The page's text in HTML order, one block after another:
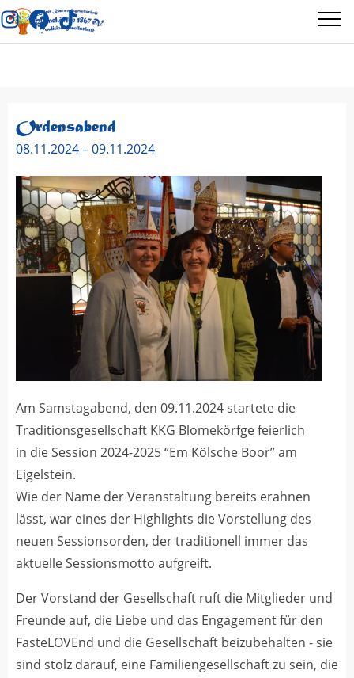
Ordensabend
08.11.2024 – 09.11.2024
Am Samstagabend, den 09.11.2024 startete die
Traditionsgesellschaft KKG Blomekörfge feierlich
in die Session 2024-2025 “Em Kölsche Boor” am
Eigelstein.
Wie der Name der Veranstaltung bereits erahnen
lässt, war eines der Highlights die Vorstellung des
neuen Sessionsorden, der traditionell immer das
aktuelle Sessionsmotto aufgreift.
Der Vorstand der Gesellschaft ruft die Mitglieder und
Freunde auf, die Liebe und das Engagement für den
FasteLOVEnd und die Gesellschaft beizubehalten - sie
sind stolz darauf, eine Familiengesellschaft zu sein, die